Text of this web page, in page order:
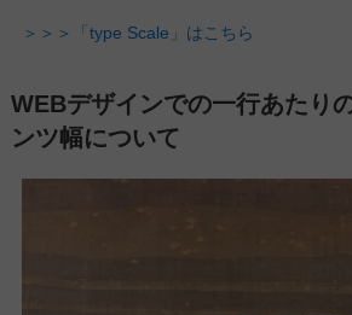
＞＞＞「type Scale」はこちら
WEBデザインでの一行あたり
ンツ幅について